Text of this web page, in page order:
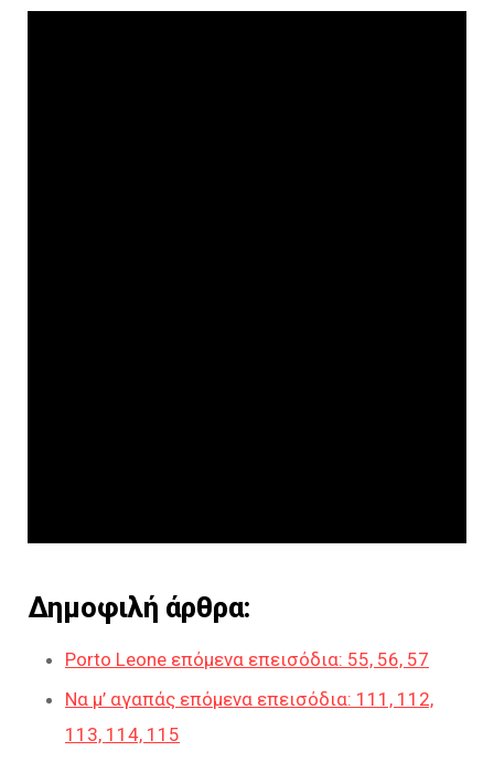
Δημοφιλή άρθρα:
Porto Leone επόμενα επεισόδια: 55, 56, 57
Να μ’ αγαπάς επόμενα επεισόδια: 111, 112,
113, 114, 115